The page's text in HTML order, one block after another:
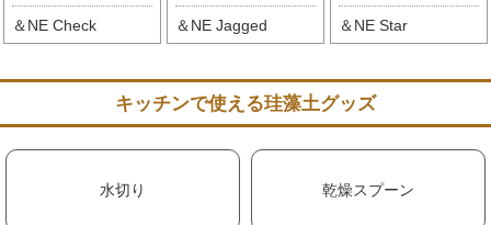
＆NE Check ＆NE Jagged ＆NE Star
キッチンで使える珪藻土グッズ
水切り 乾燥スプーン